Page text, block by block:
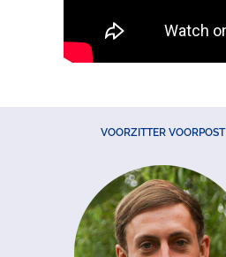
VOORZITTER VOORPOST